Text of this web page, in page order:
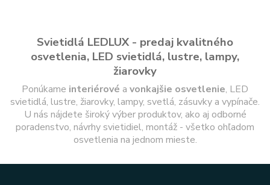
Svietidlá LEDLUX - predaj kvalitného
osvetlenia, LED svietidlá, lustre, lampy,
žiarovky
Ponúkame interiérové a vonkajšie osvetlenie, LED
svietidlá, lustre, žiarovky, lampy, svetlá, zásuvky a vypínače.
U nás nájdete široký výber produktov, ako aj odborné
poradenstvo, návrhy svietidiel, montáž - všetko ohľadom
osvetlenia na jednom mieste.